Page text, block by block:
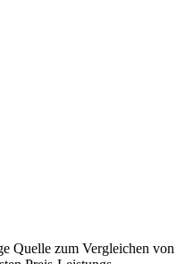
Quelle zum Vergleichen von